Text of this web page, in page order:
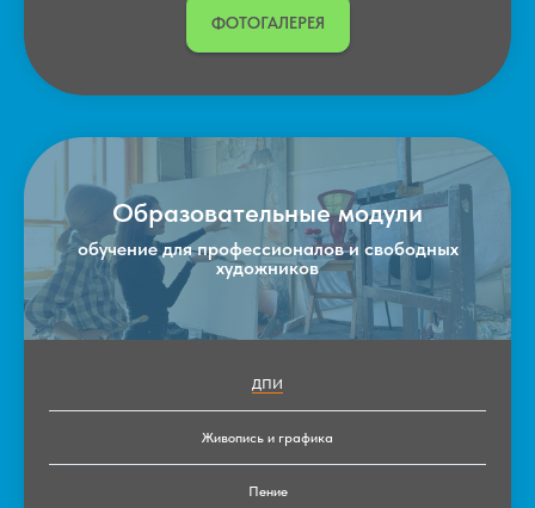
ФОТОГАЛЕРЕЯ
Образовательные модули
обучение для профессионалов и свободных
художников
ДПИ
Живопись и графика
Пение